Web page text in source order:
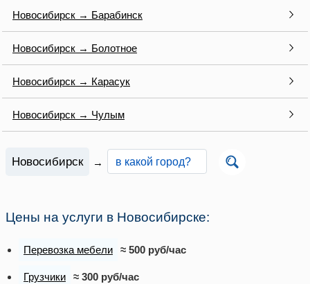
Новосибирск → Барабинск
Новосибирск → Болотное
Новосибирск → Карасук
Новосибирск → Чулым
Новосибирск →
Цены на услуги в Новосибирске:
Перевозка мебели ≈ 500 руб/час
Грузчики ≈ 300 руб/час